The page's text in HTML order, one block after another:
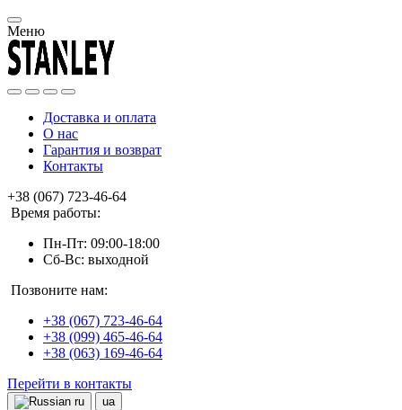
Меню
Доставка и оплата
О нас
Гарантия и возврат
Контакты
+38 (067) 723-46-64
Время работы:
Пн-Пт: 09:00-18:00
Сб-Вс: выходной
Позвоните нам:
+38 (067) 723-46-64
+38 (099) 465-46-64
+38 (063) 169-46-64
Перейти в контакты
ru
ua